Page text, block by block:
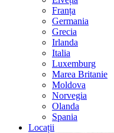
Franța
Germania
Grecia
Irlanda
Italia
Luxemburg
Marea Britanie
Moldova
Norvegia
Olanda
Spania
Locații